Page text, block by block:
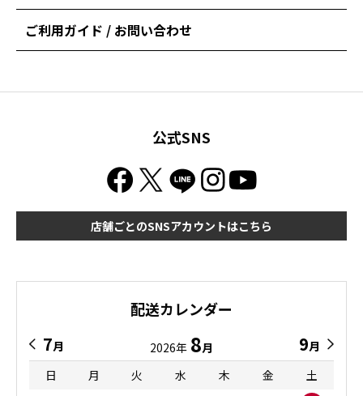
ご利用ガイド / お問い合わせ
公式SNS
店舗ごとのSNSアカウントはこちら
配送カレンダー
7月 2026年 8月 9月
日
月 火 水 木 金 土